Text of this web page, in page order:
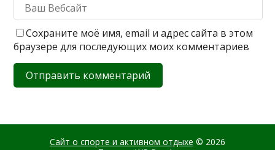
Сохраните моё имя, email и адрес сайта в этом
браузере для последующих моих комментариев
Сайт о спорте и активном отдыхе © 2026